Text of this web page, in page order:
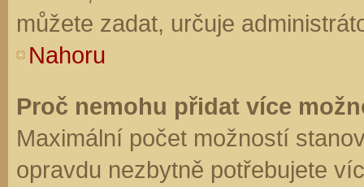
můžete zadat, určuje
Nahoru
Proč nemohu přidat více
Maximální počet možností
opravdu nezbytně potřebujete